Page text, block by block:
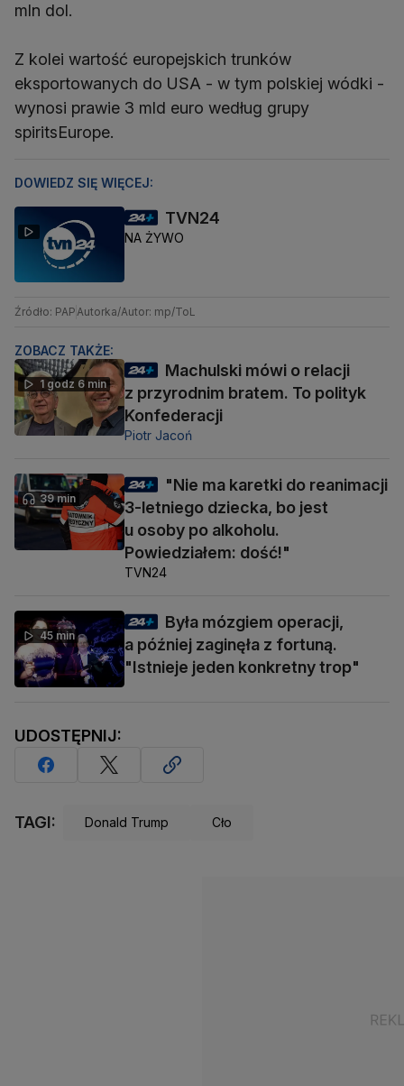
mln dol.
Z kolei wartość europejskich trunków
eksportowanych do USA - w tym polskiej wódki -
wynosi prawie 3 mld euro według grupy
spiritsEurope.
DOWIEDZ SIĘ WIĘCEJ:
TVN24
NA ŻYWO
Źródło: PAPAutorka/Autor: mp/ToL
ZOBACZ TAKŻE:
1 godz 6 min
Machulski mówi o relacji
z przyrodnim bratem. To polityk
Konfederacji
Piotr Jacoń
39 min
"Nie ma karetki do reanimacji
3-letniego dziecka, bo jest
u osoby po alkoholu.
Powiedziałem: dość!"
TVN24
45 min
Była mózgiem operacji,
a później zaginęła z fortuną.
"Istnieje jeden konkretny trop"
UDOSTĘPNIJ:
TAGI: Donald Trump Cło